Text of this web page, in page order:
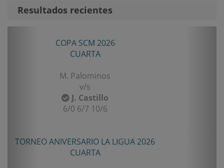
Resultados recientes
COPA SCM 2026
CUARTA
M. Palominos
v/s
J. Castillo
6/0 6/7 10/6
TORNEO ANIVERSARIO LA LIGUA 2026
CUARTA